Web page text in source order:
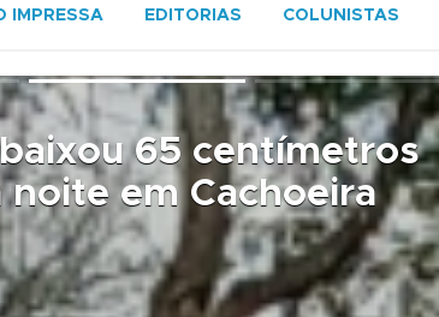
IMPRESSA EDITORIAS COLUNISTAS
está de volta a
do Sul